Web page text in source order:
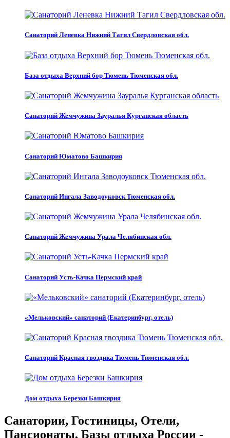
Санаторий Леневка Нижний Тагил Свердловская обл.
База отдыха Верхний бор Тюмень Тюменская обл.
Санаторий Жемчужина Зауралья Курганская область
Санаторий Юматово Башкирия
Санаторий Ингала Заводоуковск Тюменская обл.
Санаторий Жемчужина Урала Челябинская обл.
Санаторий Усть-Качка Пермский край
«Мельковский» санаторий (Екатеринбург, отель)
Санаторий Красная гвоздика Тюмень Тюменская обл.
Дом отдыха Березки Башкирия
Санатории, Гостиницы, Отели,
Пансионаты, Базы отдыха России -